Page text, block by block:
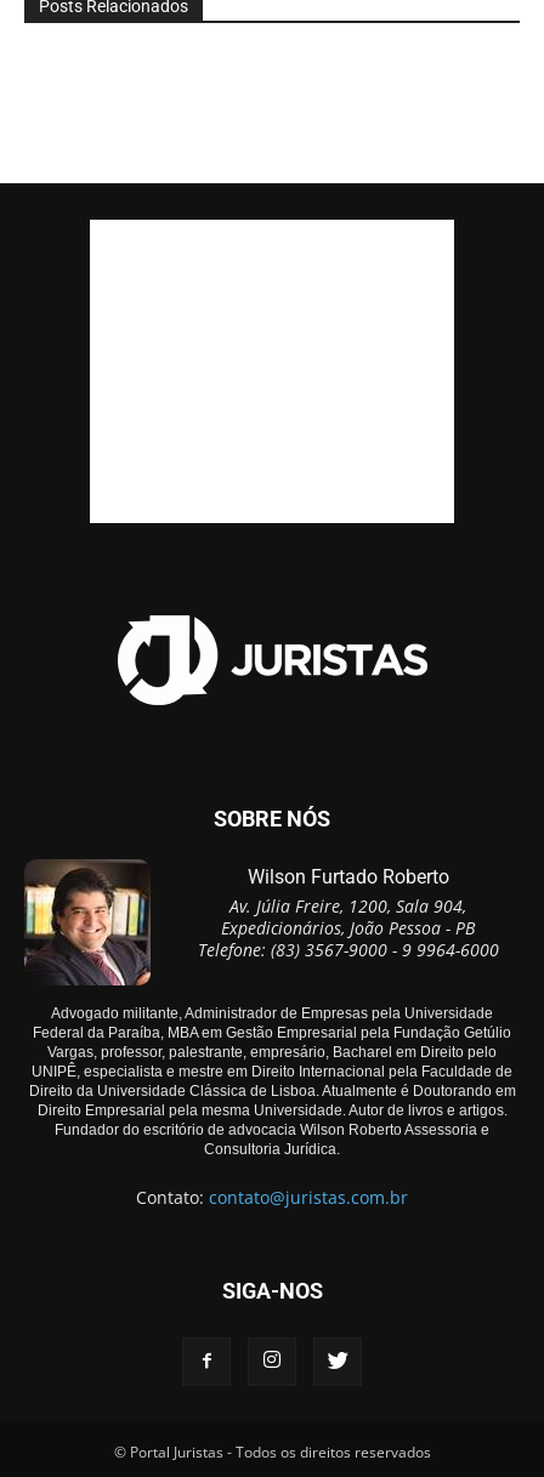
Posts Relacionados
SOBRE NÓS
Wilson Furtado Roberto
Av. Júlia Freire, 1200, Sala 904,
Expedicionários, João Pessoa - PB
Telefone: (83) 3567-9000 - 9 9964-6000
Advogado militante, Administrador de Empresas pela Universidade
Federal da Paraíba, MBA em Gestão Empresarial pela Fundação Getúlio
Vargas, professor, palestrante, empresário, Bacharel em Direito pelo
UNIPÊ, especialista e mestre em Direito Internacional pela Faculdade de
Direito da Universidade Clássica de Lisboa. Atualmente é Doutorando em
Direito Empresarial pela mesma Universidade. Autor de livros e artigos.
Fundador do escritório de advocacia Wilson Roberto Assessoria e
Consultoria Jurídica.
Contato: contato@juristas.com.br
SIGA-NOS
© Portal Juristas - Todos os direitos reservados